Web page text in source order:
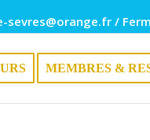
/
MEMBRES &